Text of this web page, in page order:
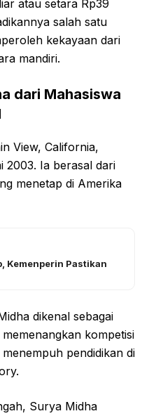
atau setara Rp39
salah satu
kekayaan dari
mandiri.
dari Mahasiswa
View, California,
2003. Ia berasal dari
menetap di Amerika
Kemenperin Pastikan
dikenal sebagai
kompetisi
pendidikan di
Surya Midha